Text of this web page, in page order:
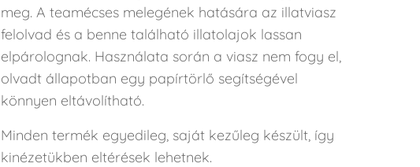
meg. A teamécses melegének hatására az illatviasz
felolvad és a benne található illatolajok lassan
elpárolognak. Használata során a viasz nem fogy el,
olvadt állapotban egy papírtörlő segítségével
könnyen eltávolítható.
Minden termék egyedileg, saját kezűleg készült, így
kinézetükben eltérések lehetnek.